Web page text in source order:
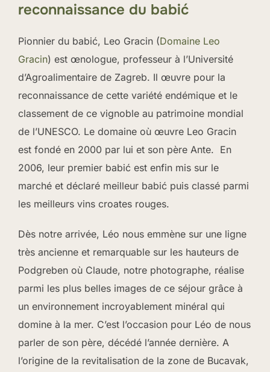
reconnaissance du babić
Pionnier du babić, Leo Gracin (Domaine Leo
Gracin) est œnologue, professeur à l’Université
d’Agroalimentaire de Zagreb. Il œuvre pour la
reconnaissance de cette variété endémique et le
classement de ce vignoble au patrimoine mondial
de l’UNESCO. Le domaine où œuvre Leo Gracin
est fondé en 2000 par lui et son père Ante. En
2006, leur premier babić est enfin mis sur le
marché et déclaré meilleur babić puis classé parmi
les meilleurs vins croates rouges.
Dès notre arrivée, Léo nous emmène sur une ligne
très ancienne et remarquable sur les hauteurs de
Podgreben où Claude, notre photographe, réalise
parmi les plus belles images de ce séjour grâce à
un environnement incroyablement minéral qui
domine à la mer. C’est l’occasion pour Léo de nous
parler de son père, décédé l’année dernière. A
l’origine de la revitalisation de la zone de Bucavak,